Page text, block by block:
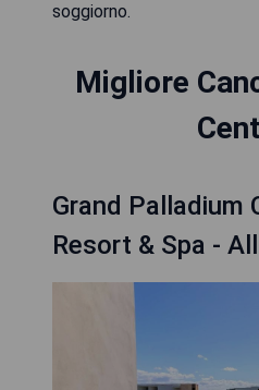
soggiorno.
Migliore
Grand Palladium
Resort & Spa -